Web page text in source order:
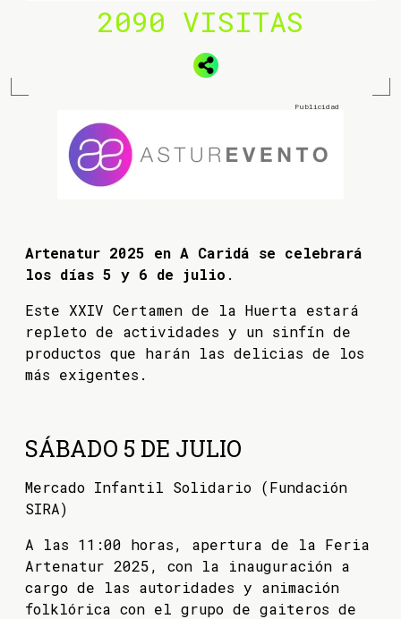
2090 VISITAS
Artenatur 2025 en A Caridá se celebrará
los días 5 y 6 de julio .
Este XXIV Certamen de la Huerta estará
repleto de actividades y un sinfín de
productos que harán las delicias de los
más exigentes.
SÁBADO 5 DE JULIO
Mercado Infantil Solidario (Fundación
SIRA)
A las 11:00 horas, apertura de la Feria
Artenatur 2025, con la inauguración a
cargo de las autoridades y animación
folklórica con el grupo de gaiteros de